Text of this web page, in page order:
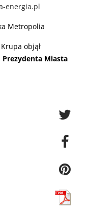
energia.pl
Metropolia
objął
Miasta